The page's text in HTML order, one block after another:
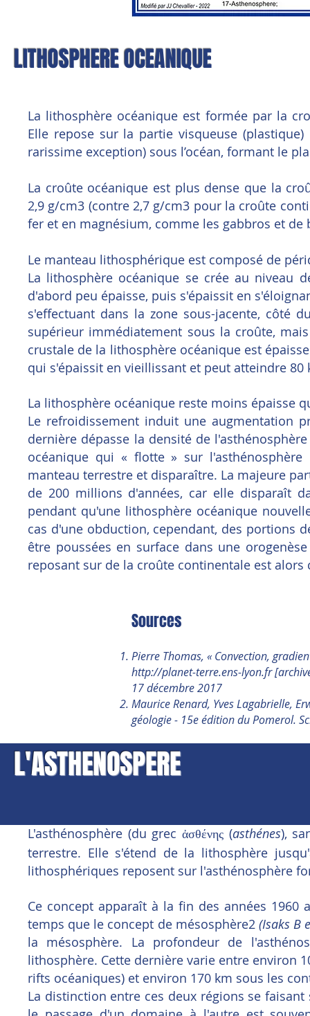
LITHOSPHERE OCEANIQUE
La lithosphère océanique est formée par la
Elle repose sur la partie visqueuse
rarissime exception) sous l’océan, formant le
La croûte océanique est plus dense que la
2,9 g/cm3 (contre 2,7 g/cm3 pour la croûte
fer et en magnésium, comme les gabbros et de
Le manteau lithosphérique est composé de
La lithosphère océanique se crée au niveau
d'abord peu épaisse, puis s'épaissit en
s'effectuant dans la zone sous-jacente, côté
supérieur immédiatement sous la croûte,
crustale de la lithosphère océanique est
qui s'épaissit en vieillissant et peut atteindre 80
La lithosphère océanique reste moins épaisse
Le refroidissement induit une augmentation
dernière dépasse la densité de
océanique qui « flotte » sur
manteau terrestre et disparaître. La majeure
de 200 millions d'années, car elle disparaît
pendant qu'une lithosphère océanique
cas d'une obduction, cependant, des portions
être poussées en surface dans une
reposant sur de la croûte continentale est
Sources
Pierre Thomas, « Convection,
http://planet-terre.ens-lyon.fr
17 décembre 2017
Maurice Renard, Yves Lagabrielle,
géologie - 15e édition du Pomerol.
L'ASTHENOSPERE
L'asthénosphère (du grecἀσθένης (asthénes),
terrestre. Elle s'étend de la lithosphère
lithosphériques reposent sur l'asthénosphère
Ce concept apparaît à la fin des années
temps que le concept de mésosphère2 (Isaks B
la mésosphère. La profondeur de
lithosphère. Cette dernière varie entre environ
rifts océaniques) et environ 170 km sous les
La distinction entre ces deux régions se